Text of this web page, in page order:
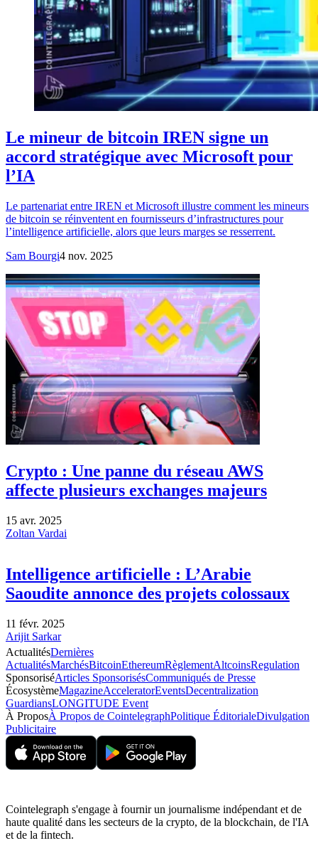
Le mineur de bitcoin IREN signe un
accord stratégique avec Microsoft pour
l’IA
Le partenariat entre IREN et Microsoft illustre comment les mineurs
de bitcoin se réinventent en fournisseurs d’infrastructures pour
l’intelligence artificielle, alors que leurs marges se resserrent.
Sam Bourgi4 nov. 2025
Crypto : Une panne du réseau AWS
affecte plusieurs exchanges majeurs
15 avr. 2025
Zoltan Vardai
Intelligence artificielle : L’Arabie
Saoudite annonce des projets colossaux
11 févr. 2025
Arijit Sarkar
ActualitésDernières
ActualitésMarchésBitcoinEthereumRèglementAltcoinsRegulation
SponsoriséArticles SponsorisésCommuniqués de Presse
ÉcosystèmeMagazineAcceleratorEventsDecentralization
GuardiansLONGITUDE Event
À ProposÀ Propos de CointelegraphPolitique ÉditorialeDivulgation
Publicitaire
Cointelegraph s'engage à fournir un journalisme indépendant et de
haute qualité dans les secteurs de la crypto, de la blockchain, de l'IA
et de la fintech.